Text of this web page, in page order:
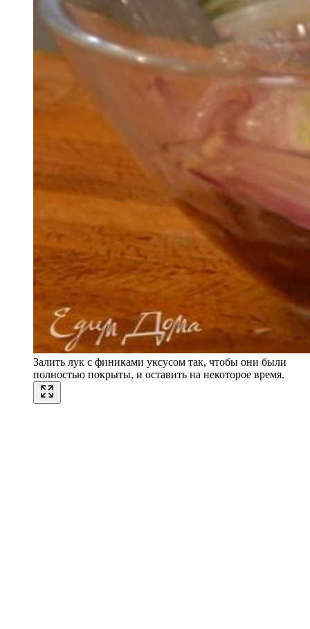
Залить лук с финиками уксусом так, чтобы они были
полностью покрыты, и оставить на некоторое время.